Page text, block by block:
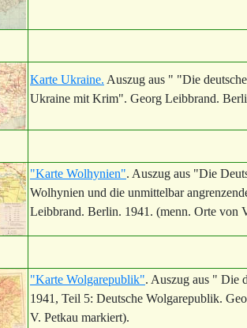
Karte Ukraine. Auszug aus " "Die
Ukraine mit Krim". Georg Leibbrand.
"Karte Wolhynien". Auszug aus "Die
Wolhynien und die unmittelbar
Leibbrand. Berlin. 1941. (menn. Orte von
"Karte Wolgarepublik". Auszug aus " Die
1941, Teil 5: Deutsche Wolgarepublik.
V. Petkau markiert).